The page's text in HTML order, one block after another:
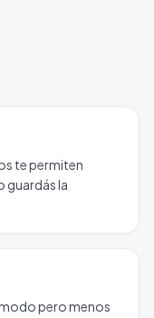
te permiten
guardás la
pero menos